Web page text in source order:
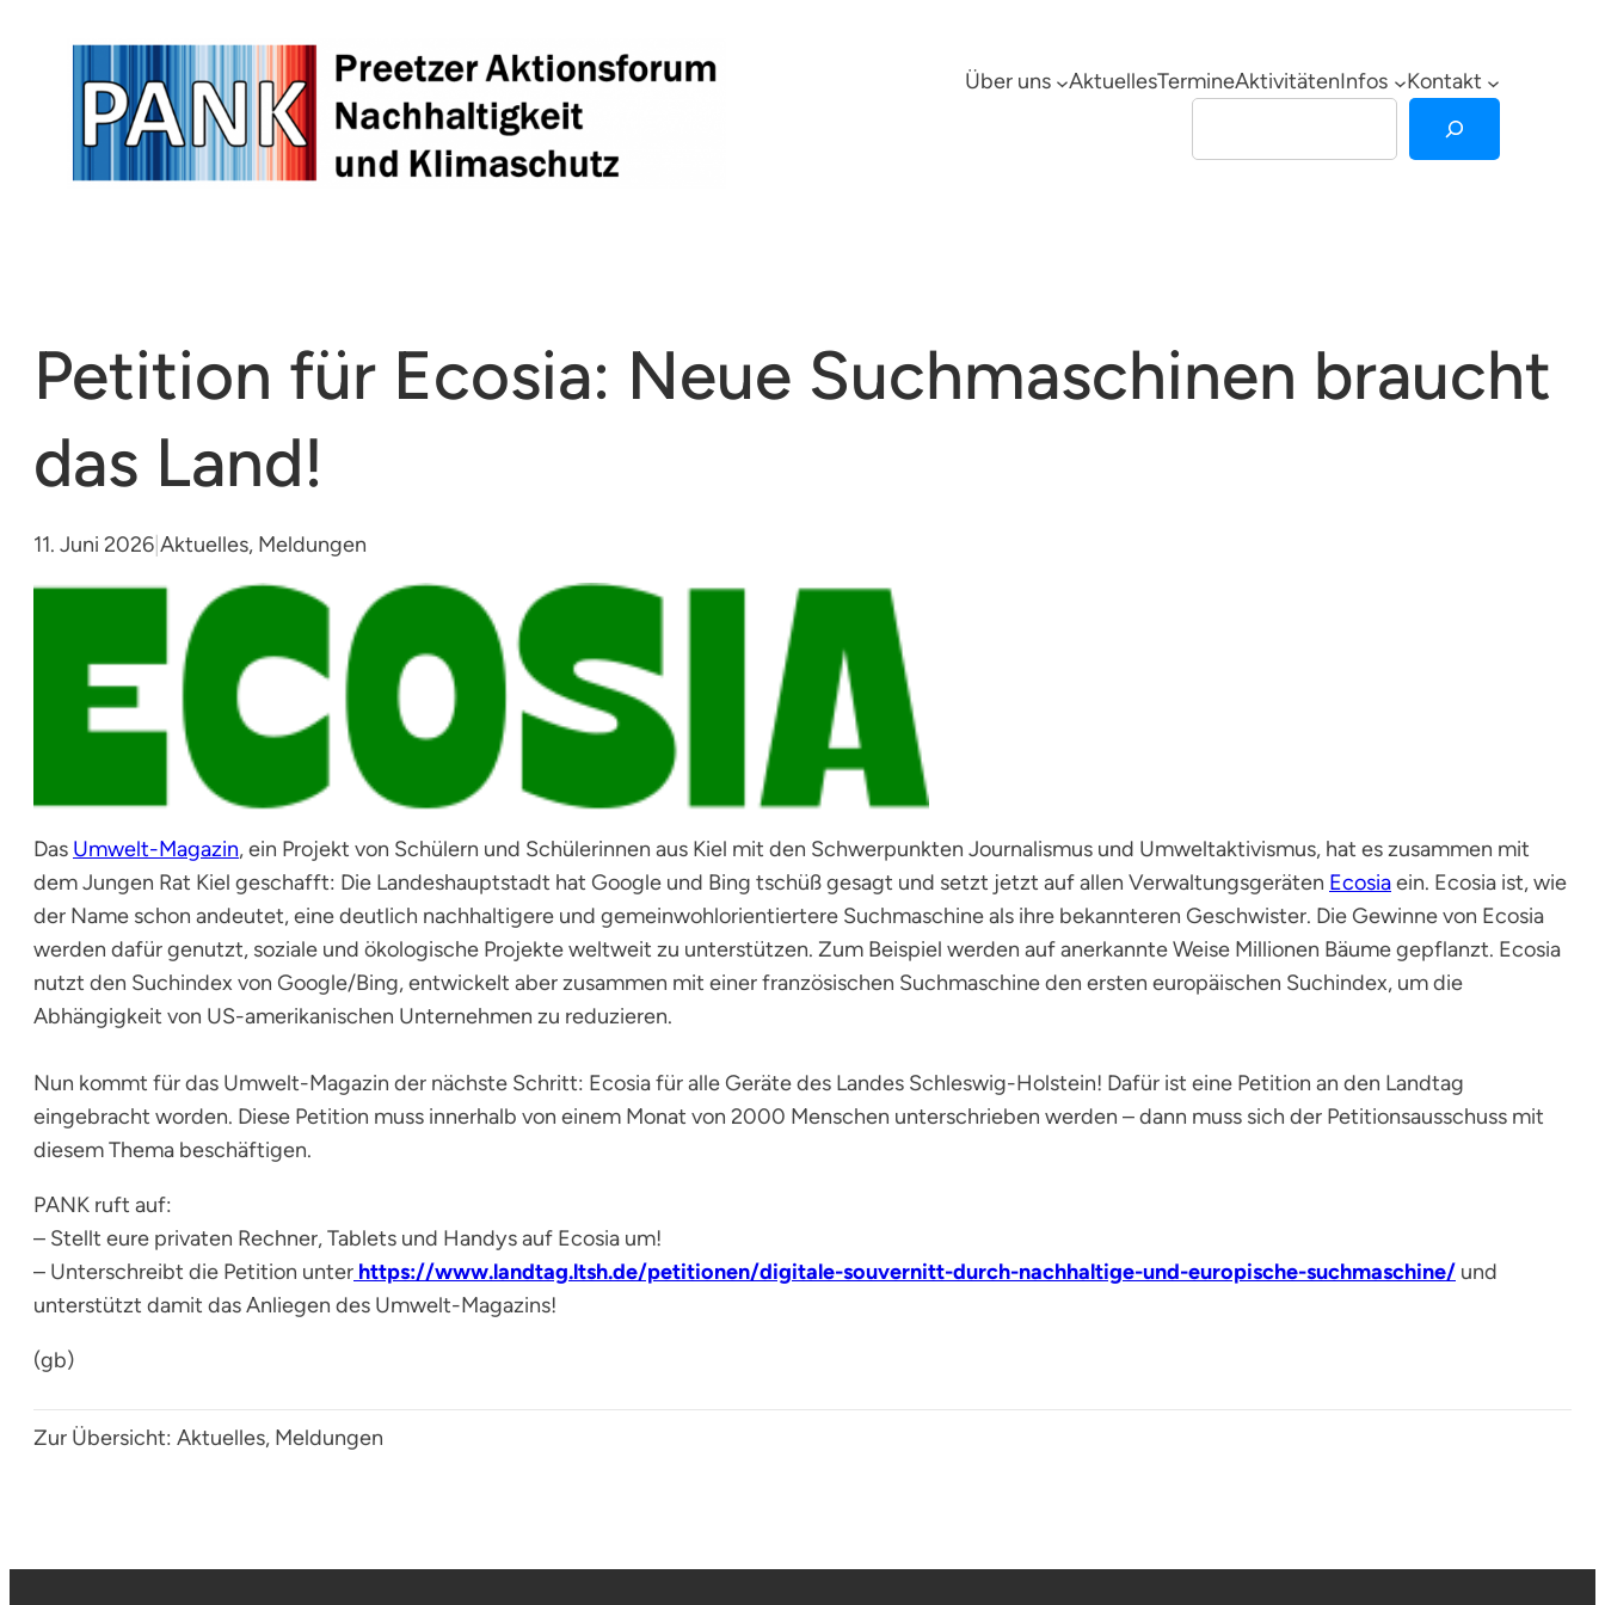
springen
Über uns AktuellesTermineAktivitätenInfos
Kontakt
Petition für Ecosia: Neue Suchmaschinen braucht
das Land!
11. Juni 2026 Aktuelles, Meldungen
Das Umwelt-Magazin, ein Projekt von Schülern und Schülerinnen aus Kiel mit den Schwerpunkten Journalismus und Umweltaktivismus, hat es zusammen mit
dem Jungen Rat Kiel geschafft: Die Landeshauptstadt hat Google und Bing tschüß gesagt und setzt jetzt auf allen Verwaltungsgeräten Ecosiaein. Ecosia ist, wie
der Name schon andeutet, eine deutlich nachhaltigere und gemeinwohlorientiertere Suchmaschine als ihre bekannteren Geschwister. Die Gewinne von Ecosia
werden dafür genutzt, soziale und ökologische Projekte weltweit zu unterstützen. Zum Beispiel werden auf anerkannte Weise Millionen Bäume gepflanzt. Ecosia
nutzt den Suchindex von Google/Bing, entwickelt aber zusammen mit einer französischen Suchmaschine den ersten europäischen Suchindex, um die
Abhängigkeit von US-amerikanischen Unternehmen zu reduzieren.
Nun kommt für das Umwelt-Magazin der nächste Schritt: Ecosia für alle Geräte des Landes Schleswig-Holstein! Dafür ist eine Petition an den Landtag
eingebracht worden. Diese Petition muss innerhalb von einem Monat von 2000 Menschen unterschrieben werden – dann muss sich der Petitionsausschuss mit
diesem Thema beschäftigen.
PANK ruft auf:
– Stellt eure privaten Rechner, Tablets und Handys auf Ecosia um!
– Unterschreibt die Petition unter https://www.landtag.ltsh.de/petitionen/digitale-souvernitt-durch-nachhaltige-und-europische-suchmaschine/ und
unterstützt damit das Anliegen des Umwelt-Magazins!
(gb)
Zur Übersicht: Aktuelles, Meldungen